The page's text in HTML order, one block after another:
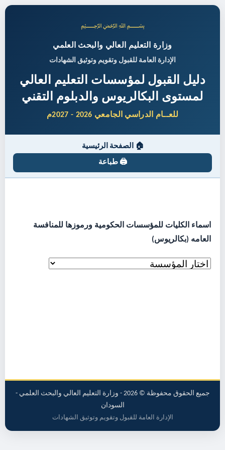
﷽
وزارة التعليم العالي والبحث العلمي
الإدارة العامة للقبول وتقويم وتوثيق الشهادات
دليل القبول لمؤسسات التعليم العالي
لمستوى البكالريوس والدبلوم التقني
للعــام الدراسي الجامعي 2026 - 2027م
🏠 الصفحة الرئيسية
🖨️ طباعة
اسماء الكليات للمؤسسات الحكومية ورموزها للمنافسة
العامه (بكالريوس)
جميع الحقوق محفوظة © 2026 - وزارة التعليم العالي والبحث العلمي -
السودان
الإدارة العامة للقبول وتقويم وتوثيق الشهادات